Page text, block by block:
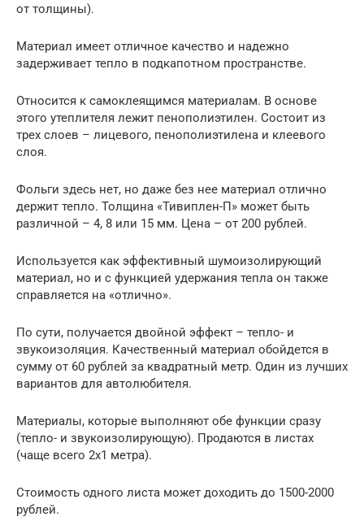
от толщины).
Материал имеет отличное качество и надежно
задерживает тепло в подкапотном пространстве.
Относится к самоклеящимся материалам. В основе
этого утеплителя лежит пенополиэтилен. Состоит из
трех слоев – лицевого, пенополиэтилена и клеевого
слоя.
Фольги здесь нет, но даже без нее материал отлично
держит тепло. Толщина «Тивиплен-П» может быть
различной – 4, 8 или 15 мм. Цена – от 200 рублей.
Используется как эффективный шумоизолирующий
материал, но и с функцией удержания тепла он также
справляется на «отлично».
По сути, получается двойной эффект – тепло- и
звукоизоляция. Качественный материал обойдется в
сумму от 60 рублей за квадратный метр. Один из лучших
вариантов для автолюбителя.
Материалы, которые выполняют обе функции сразу
(тепло- и звукоизолирующую). Продаются в листах
(чаще всего 2х1 метра).
Стоимость одного листа может доходить до 1500-2000
рублей.